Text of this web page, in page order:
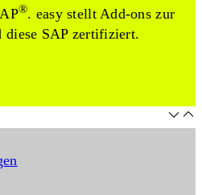
®. easy stellt Add-ons zur
diese SAP zertifiziert.